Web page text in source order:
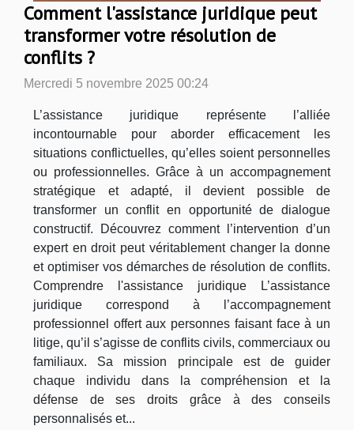
Comment l'assistance juridique peut
transformer votre résolution de
conflits ?
Mercredi 5 novembre 2025 00:24
L’assistance juridique représente l’alliée
incontournable pour aborder efficacement les
situations conflictuelles, qu’elles soient personnelles
ou professionnelles. Grâce à un accompagnement
stratégique et adapté, il devient possible de
transformer un conflit en opportunité de dialogue
constructif. Découvrez comment l’intervention d’un
expert en droit peut véritablement changer la donne
et optimiser vos démarches de résolution de conflits.
Comprendre l'assistance juridique L’assistance
juridique correspond à l’accompagnement
professionnel offert aux personnes faisant face à un
litige, qu’il s’agisse de conflits civils, commerciaux ou
familiaux. Sa mission principale est de guider
chaque individu dans la compréhension et la
défense de ses droits grâce à des conseils
personnalisés et...